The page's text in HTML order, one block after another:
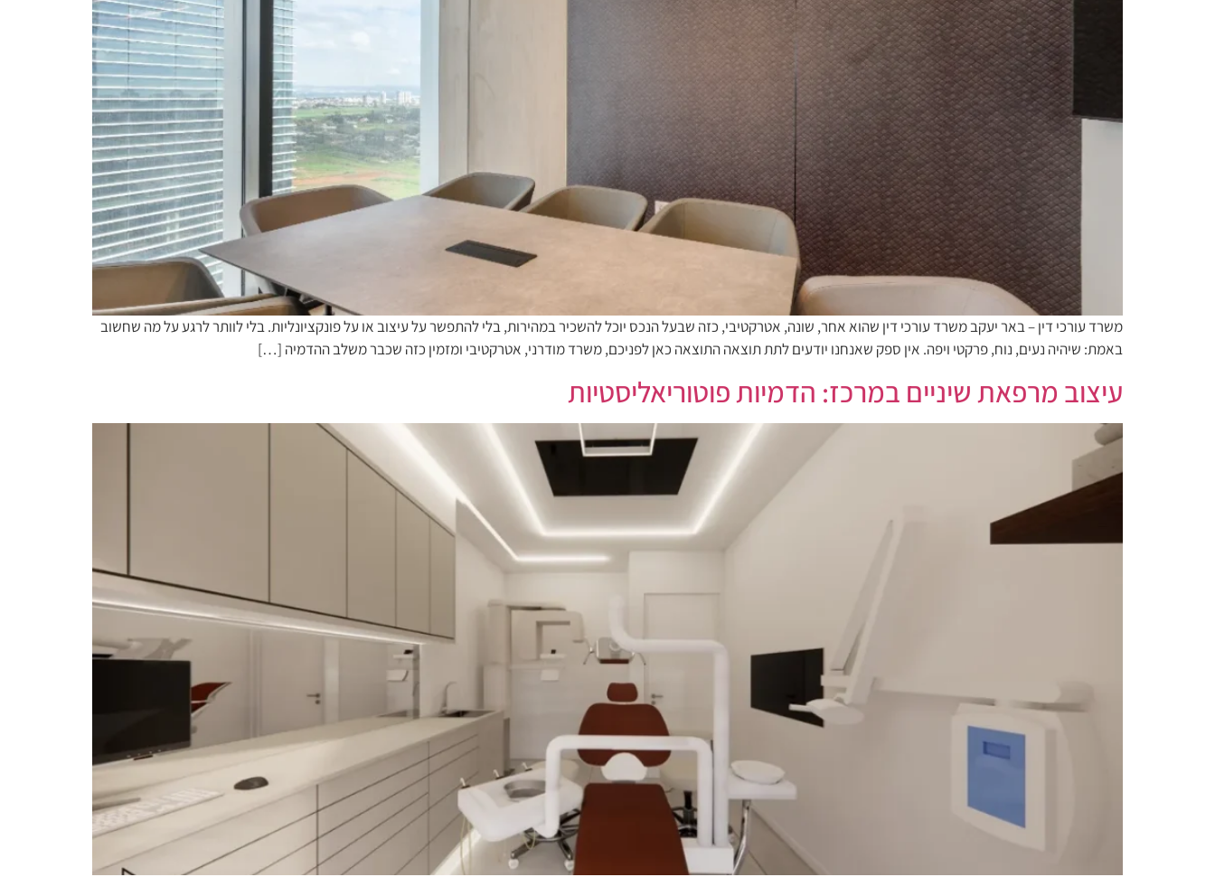
משרד עורכי דין – באר יעקב משרד עורכי דין שהוא אחר, שונה, אטרקטיבי, כזה שבעל הנכס יוכל להשכיר במהירות, בלי להתפשר על עיצוב או על פונקציונליות. בלי לוותר לרגע על מה שחשוב
באמת: שיהיה נעים, נוח, פרקטי ויפה. אין ספק שאנחנו יודעים לתת תוצאה התוצאה כאן לפניכם, משרד מודרני, אטרקטיבי ומזמין כזה שכבר משלב ההדמיה […]
עיצוב מרפאת שיניים במרכז: הדמיות פוטוריאליסטיות